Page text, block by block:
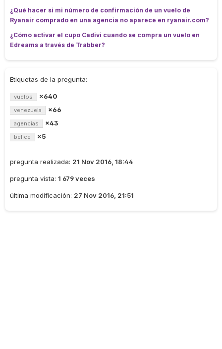
¿Qué hacer si mi número de confirmación de un vuelo de
Ryanair comprado en una agencia no aparece en ryanair.com?
¿Cómo activar el cupo Cadivi cuando se compra un vuelo en
Edreams a través de Trabber?
Etiquetas de la pregunta:
vuelos ×640
venezuela ×66
agencias ×43
belice ×5
pregunta realizada: 21 Nov 2016, 18:44
pregunta vista: 1 679 veces
última modificación: 27 Nov 2016, 21:51